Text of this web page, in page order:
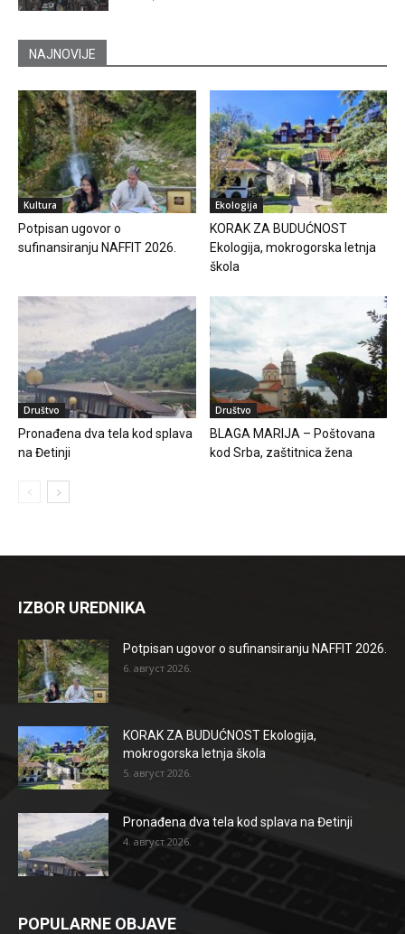
NAJNOVIJE
Kultura
Potpisan ugovor o
sufinansiranju NAFFIT 2026.
Ekologija
KORAK ZA BUDUĆNOST
Ekologija, mokrogorska letnja
škola
Društvo
Pronađena dva tela kod splava
na Đetinji
Društvo
BLAGA MARIJA – Poštovana
kod Srba, zaštitnica žena
IZBOR UREDNIKA
Potpisan ugovor o sufinansiranju NAFFIT 2026.
6. август 2026.
KORAK ZA BUDUĆNOST Ekologija,
mokrogorska letnja škola
5. август 2026.
Pronađena dva tela kod splava na Đetinji
4. август 2026.
POPULARNE OBJAVE